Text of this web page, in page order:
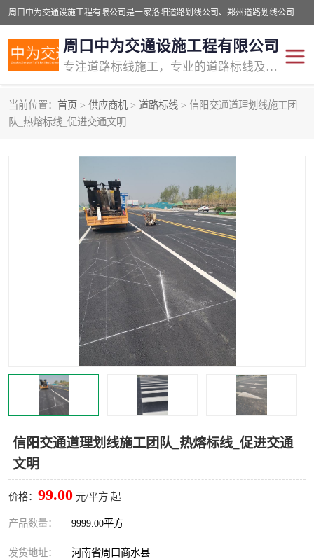
周口中为交通设施工程有限公司是一家洛阳道路划线公司、郑州道路划线公司、平顶山道路车位划线公司、开封车位划线公司、许昌道路车位划线公司、漯河道路车位划线公司，公司始终坚持“诚信、匠心、专注”的宗旨；我们的经营理念是：的服务。
周口中为交通设施工程有限公司
专注道路标线施工，专业的道路标线及交通设施施工服务商!
当前位置： 首页 > 供应商机 > 道路标线 > 信阳交通道理划线施工团
队_热熔标线_促进交通文明
信阳交通道理划线施工团队_热熔标线_促进交通
文明
价格： 99.00 元/平方 起
产品数量： 9999.00平方
发货地址： 河南省周口商水县
交通道路标线
道路标线划线 马路标线
道路划线